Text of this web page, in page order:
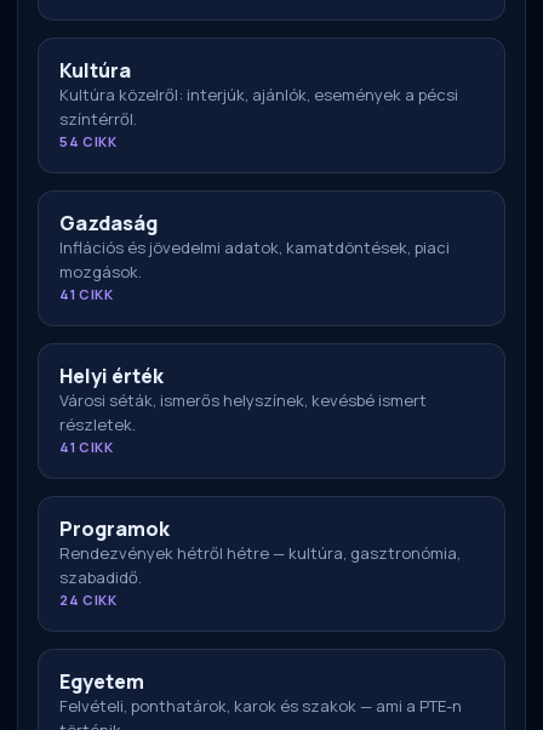
Kultúra
Kultúra közelről: interjúk, ajánlók, események a pécsi
színtérről.
54 CIKK
Gazdaság
Inflációs és jövedelmi adatok, kamatdöntések, piaci
mozgások.
41 CIKK
Helyi érték
Városi séták, ismerős helyszínek, kevésbé ismert
részletek.
41 CIKK
Programok
Rendezvények hétről hétre — kultúra, gasztronómia,
szabadidő.
24 CIKK
Egyetem
Felvételi, ponthatárok, karok és szakok — ami a PTE-n